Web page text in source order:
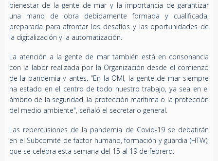
bienestar de la gente de mar y la importancia de garantizar
una mano de obra debidamente formada y cualificada,
preparada para afrontar los desafíos y las oportunidades de
la digitalización y la automatización.
La atención a la gente de mar también está en consonancia
con la labor realizada por la Organización desde el comienzo
de la pandemia y antes. "En la OMI, la gente de mar siempre
ha estado en el centro de todo nuestro trabajo, ya sea en el
ámbito de la seguridad, la protección marítima o la protección
del medio ambiente", señaló el secretario general.
Las repercusiones de la pandemia de Covid-19 se debatirán
en el Subcomité de factor humano, formación y guardia (HTW),
que se celebra esta semana del 15 al 19 de febrero.